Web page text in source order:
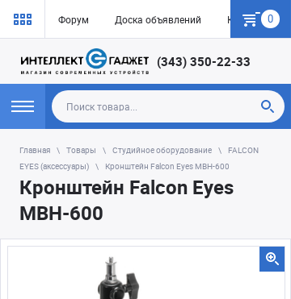
Форум Доска объявлений Как купить
0
(343) 350-22-33
Главная Товары Студийное оборудование
FALCON
EYES (аксессуары)
Кронштейн Falcon Eyes MBH-600
Кронштейн Falcon Eyes
MBH-600